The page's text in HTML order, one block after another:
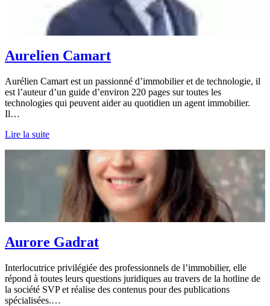
Aurelien Camart
Aurélien Camart est un passionné d’immobilier et de technologie, il
est l’auteur d’un guide d’environ 220 pages sur toutes les
technologies qui peuvent aider au quotidien un agent immobilier.
Il…
Lire la suite
Aurore Gadrat
Interlocutrice privilégiée des professionnels de l’immobilier, elle
répond à toutes leurs questions juridiques au travers de la hotline de
la société SVP et réalise des contenus pour des publications
spécialisées.…